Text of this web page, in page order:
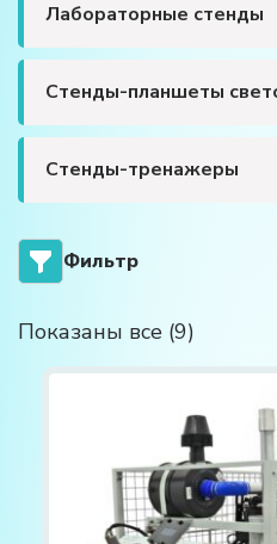
Лабораторные стенды
Стенды-планшеты
Стенды-тренажеры
Фильтр
Показаны все (9)